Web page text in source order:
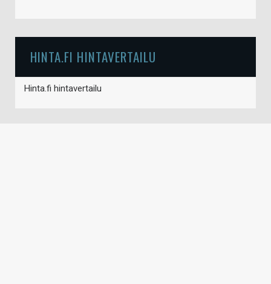
HINTA.FI HINTAVERTAILU
Hinta.fi hintavertailu